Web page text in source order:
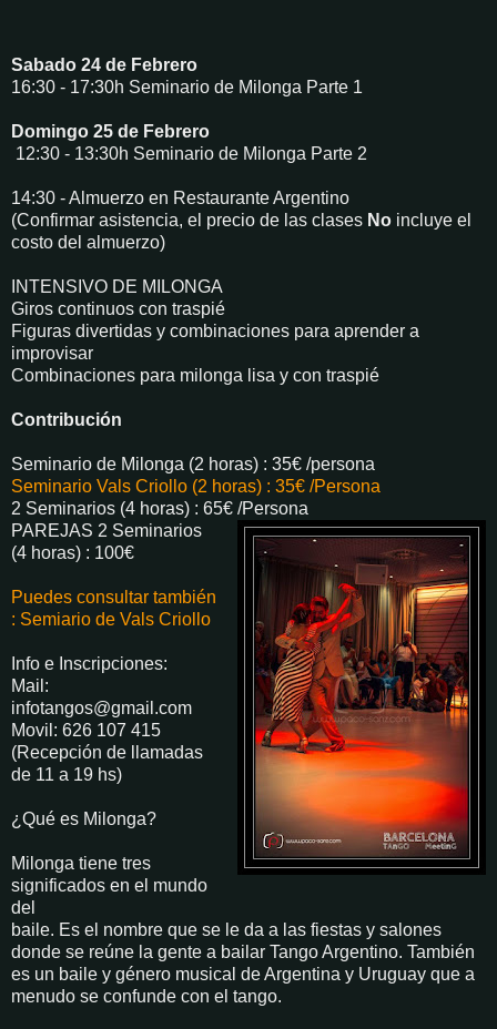
Sabado 24 de Febrero
16:30 - 17:30h Seminario de Milonga Parte 1
Domingo 25 de Febrero
12:30 - 13:30h Seminario de Milonga Parte 2
14:30 - Almuerzo en Restaurante Argentino
(Confirmar asistencia, el precio de las clases No incluye el
costo del almuerzo)
INTENSIVO DE MILONGA
Giros continuos con traspié
Figuras divertidas y combinaciones para aprender a
improvisar
Combinaciones para milonga lisa y con traspié
Contribución
Seminario de Milonga (2 horas) : 35€ /persona
Seminario Vals Criollo (2 horas) : 35€ /Persona
2 Seminarios (4 horas) : 65€ /Persona
PAREJAS 2 Seminarios
(4 horas) : 100€
Puedes consultar también
: Semiario de Vals Criollo
Info e Inscripciones:
Mail:
infotangos@gmail.com
Movil: 626 107 415
(Recepción de llamadas
de 11 a 19 hs)
¿Qué es Milonga?
Milonga tiene tres
significados en el mundo
del
baile. Es el nombre que se le da a las fiestas y salones
donde se reúne la gente a bailar Tango Argentino. También
es un baile y género musical de Argentina y Uruguay que a
menudo se confunde con el tango.